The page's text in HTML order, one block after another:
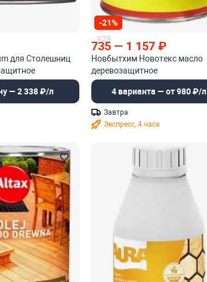
для Столешниц
— 2 338 ₽/л
-21%
929
735 — 1 157 ₽
Новбытхим Новотекс масло
деревозащитное
4 варианта — от 980 ₽/л
Завтра
Экспресс, 4 часа